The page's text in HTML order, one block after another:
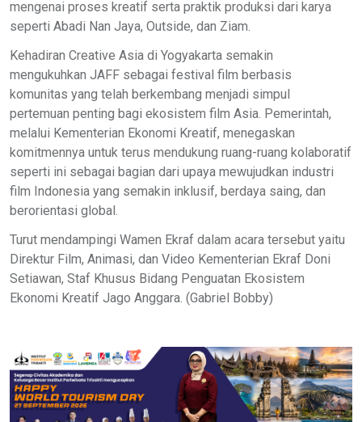
mengenai proses kreatif serta praktik produksi dari karya
seperti Abadi Nan Jaya, Outside, dan Ziam.
Kehadiran Creative Asia di Yogyakarta semakin
mengukuhkan JAFF sebagai festival film berbasis
komunitas yang telah berkembang menjadi simpul
pertemuan penting bagi ekosistem film Asia. Pemerintah,
melalui Kementerian Ekonomi Kreatif, menegaskan
komitmennya untuk terus mendukung ruang-ruang kolaboratif
seperti ini sebagai bagian dari upaya mewujudkan industri
film Indonesia yang semakin inklusif, berdaya saing, dan
berorientasi global.
Turut mendampingi Wamen Ekraf dalam acara tersebut yaitu
Direktur Film, Animasi, dan Video Kementerian Ekraf Doni
Setiawan, Staf Khusus Bidang Penguatan Ekosistem
Ekonomi Kreatif Jago Anggara. (Gabriel Bobby)